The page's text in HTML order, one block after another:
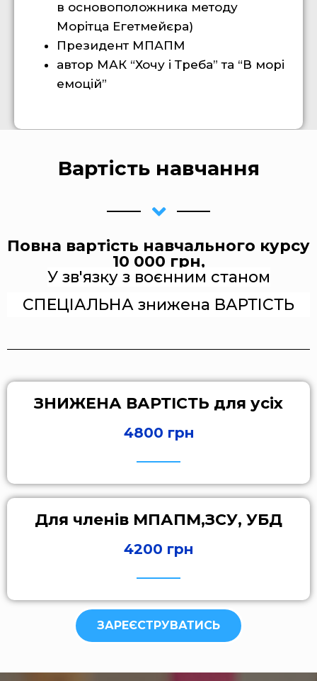
в основоположника методу
Морітца Егетмейєра)
Президент МПАПМ
автор МАК “Хочу і Треба” та “В морі
емоцій”
Вартість навчання
Повна вартість навчального курсу
10 000 грн,
У зв'язку з воєнним станом
СПЕЦІАЛЬНА знижена ВАРТІСТЬ
ЗНИЖЕНА ВАРТІСТЬ для усіх
4800 грн
Для членів МПАПМ,ЗСУ, УБД
4200 грн
ЗАРЕЄСТРУВАТИСЬ